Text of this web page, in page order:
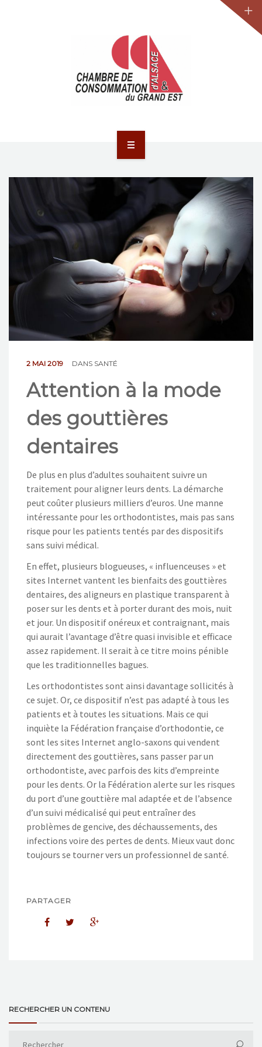
ACTUALITÉS
JURIDIQUE
LA CCA-GE
NOS ACTIONS
CONTACT
2 MAI 2019 DANS SANTÉ
Attention à la mode
des gouttières
dentaires
De plus en plus d’adultes souhaitent suivre un
traitement pour aligner leurs dents. La démarche
peut coûter plusieurs milliers d’euros. Une manne
intéressante pour les orthodontistes, mais pas sans
risque pour les patients tentés par des dispositifs
sans suivi médical.
En effet, plusieurs blogueuses, « influenceuses » et
sites Internet vantent les bienfaits des gouttières
dentaires, des aligneurs en plastique transparent à
poser sur les dents et à porter durant des mois, nuit
et jour. Un dispositif onéreux et contraignant, mais
qui aurait l’avantage d’être quasi invisible et efficace
assez rapidement. Il serait à ce titre moins pénible
que les traditionnelles bagues.
Les orthodontistes sont ainsi davantage sollicités à
ce sujet. Or, ce dispositif n’est pas adapté à tous les
patients et à toutes les situations. Mais ce qui
inquiète la Fédération française d’orthodontie, ce
sont les sites Internet anglo-saxons qui vendent
directement des gouttières, sans passer par un
orthodontiste, avec parfois des kits d’empreinte
pour les dents. Or la Fédération alerte sur les risques
du port d’une gouttière mal adaptée et de l’absence
d’un suivi médicalisé qui peut entraîner des
problèmes de gencive, des déchaussements, des
infections voire des pertes de dents. Mieux vaut donc
toujours se tourner vers un professionnel de santé.
PARTAGER
RECHERCHER UN CONTENU